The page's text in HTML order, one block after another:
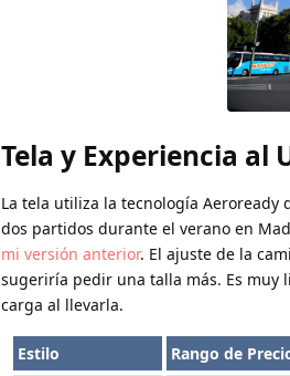
Tela y Experiencia al
La tela utiliza la tecnología
dos partidos durante el verano en
mi versión anterior. El ajuste de la
sugeriría pedir una talla más. Es muy
carga al llevarla.
Estilo Rango de